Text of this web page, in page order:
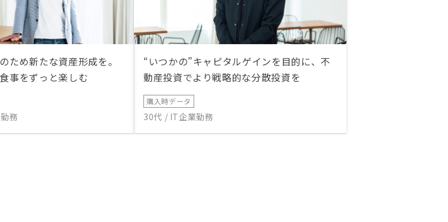
ため新たな資産形成を。
事をずっと楽しむ
務
“いつかの”キャピタルゲインを目的に、不
動産投資でより戦略的な分散投資を
購入時データ
30代 / IT企業勤務